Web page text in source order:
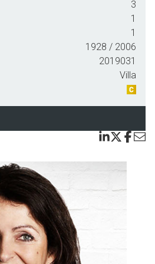
hold.
og Valdemar slot, eller gå en dejlig tur på ''Skansen''
sundet og Svendborgs gamle havnemiljø.
bymidte og diverse specialforretninger, tager
sejle derover, hvis man har en båd liggende ved
ved den gemmegribende renovering i 2006 og
af de forskellige rum i forhold til
samt hele Sundet. Her kan altså nemt findes en
eller en kop kaffe om morgenen.
fuldmurede vægge indvendigt, ligesom loft er ført
med brus og nydeligt Kvik
gulvvarme, nedgang til vinkælder og -
3
1
1
1928 / 2006
2019031
Villa